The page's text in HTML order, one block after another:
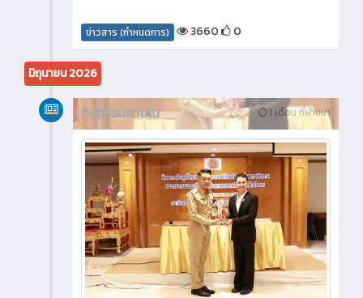
ข่าวสาร (กำหนดการ) 3660 0
มิถุนายน 2026
1 เดือน ที่ผ่านมา
กิจกรรมภายใน